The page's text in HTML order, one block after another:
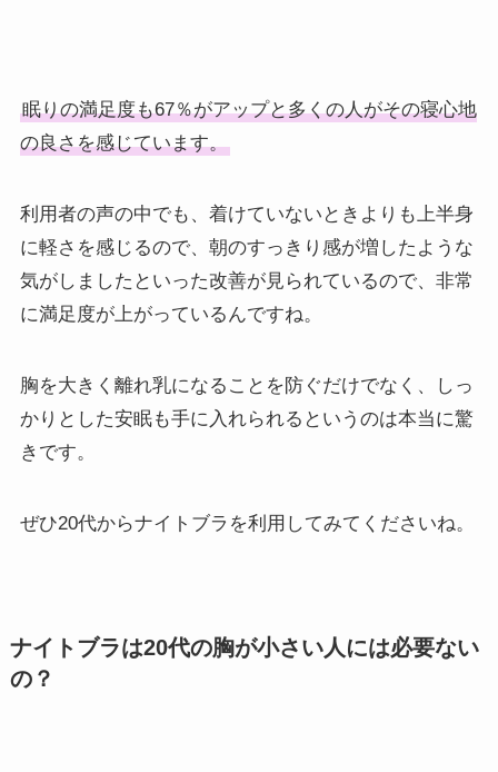
眠りの満足度も67％がアップと多くの人がその寝心地
の良さを感じています。
利用者の声の中でも、着けていないときよりも上半身
に軽さを感じるので、朝のすっきり感が増したような
気がしましたといった改善が見られているので、非常
に満足度が上がっているんですね。
胸を大きく離れ乳になることを防ぐだけでなく、しっ
かりとした安眠も手に入れられるというのは本当に驚
きです。
ぜひ20代からナイトブラを利用してみてくださいね。
ナイトブラは20代の胸が小さい人には必要ない
の？